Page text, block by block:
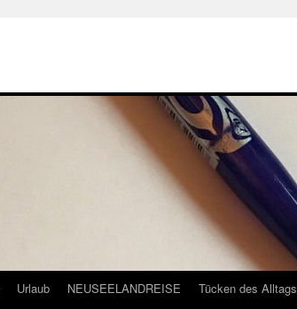
Urlaub NEUSEELANDREISE Tücken des Alltags